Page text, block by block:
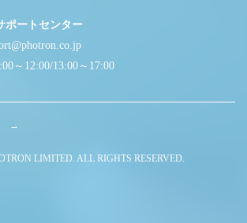
ポートセンター
～12:00/13:00～17:00
→
LIMITED. ALL RIGHTS RESERVED.